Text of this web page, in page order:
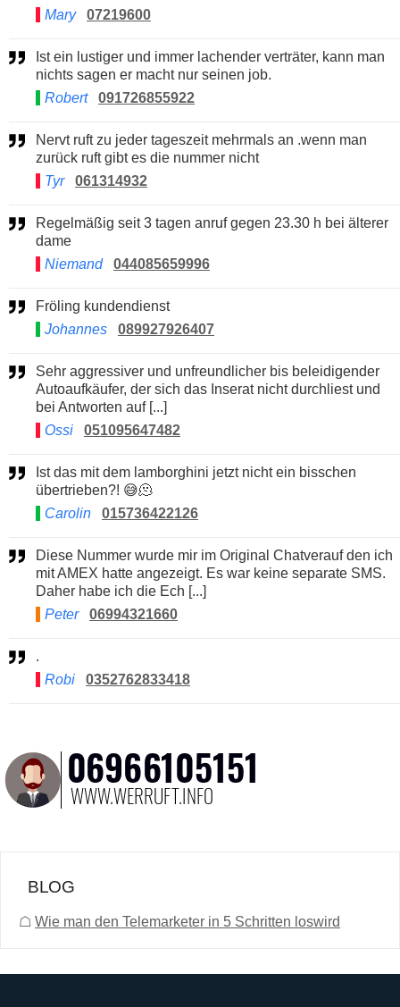
Mary
07219600
nichts sagen er macht nur seinen job.
Robert
091726855922
Nervt ruft zu jeder tageszeit mehrmals an .wenn man
zurück ruft gibt es die nummer nicht
Tyr
061314932
Regelmäßig seit 3 tagen anruf gegen 23.30 h bei älterer
dame
Niemand
044085659996
Fröling kundendienst
Johannes
089927926407
Sehr aggressiver und unfreundlicher bis beleidigender
Autoaufkäufer, der sich das Inserat nicht durchliest und
bei Antworten auf [...]
Ossi
051095647482
übertrieben?! 😅🫠
Carolin
015736422126
Diese Nummer wurde mir im Original Chatverauf den ich
mit AMEX hatte angezeigt. Es war keine separate SMS.
Daher habe ich die Ech [...]
Peter
06994321660
.
Robi
0352762833418
BLOG
☖ Wie man den Telemarketer in 5 Schritten loswird